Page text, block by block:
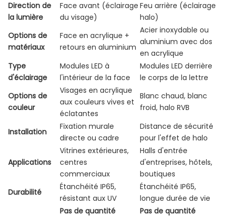
Direction de
la lumière
Face avant (éclairage
du visage)
Feu arrière (éclairage
halo)
Options de
matériaux
Face en acrylique +
retours en aluminium
Acier inoxydable ou
aluminium avec dos
en acrylique
Type
d'éclairage
Modules LED à
l'intérieur de la face
Modules LED derrière
le corps de la lettre
Options de
couleur
Visages en acrylique
aux couleurs vives et
éclatantes
Blanc chaud, blanc
froid, halo RVB
Installation
Fixation murale
directe ou cadre
Distance de sécurité
pour l'effet de halo
Applications
Vitrines extérieures,
centres
commerciaux
Halls d'entrée
d'entreprises, hôtels,
boutiques
Durabilité
Étanchéité IP65,
résistant aux UV
Étanchéité IP65,
longue durée de vie
Pas de quantité
Pas de quantité